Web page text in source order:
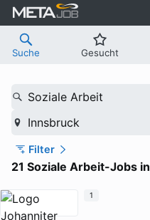
Suche Gesucht
Soziale Arbeit
Innsbruck
Filter
21 Soziale Arbeit-Jobs
1